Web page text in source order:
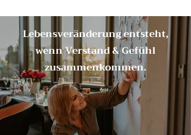
Lebensveränderung entsteht,
wenn Verstand & Gefühl
zusammenkommen.